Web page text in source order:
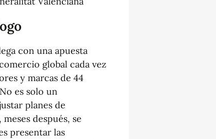
con una apuesta
global cada vez
y marcas de 44
es solo un
planes de
después, se
presentar las